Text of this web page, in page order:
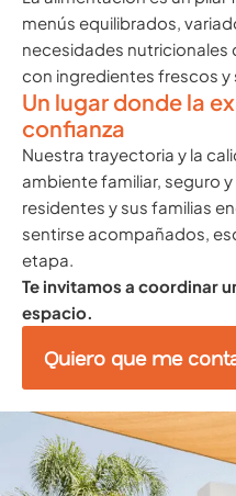
menús equilibrados,
necesidades nutricionales
con ingredientes frescos y
Un lugar donde la
confianza
Nuestra trayectoria y la
ambiente familiar, seguro
residentes y sus familias
sentirse acompañados,
etapa.
Te invitamos a coordinar
espacio.
Quiero que me